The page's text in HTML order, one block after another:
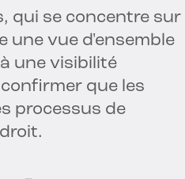
qui se concentre sur
une vue d'ensemble
une visibilité
que les
processus de